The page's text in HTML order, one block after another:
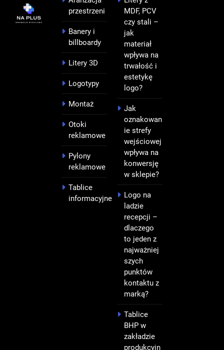
przestrzeni
Banery i
billboardy
Litery 3D
Logotypy
Montaż
Otoki
reklamowe
Pylony
reklamowe
Tablice
informacyjne
MDF, PCV
czy stali –
jak
materiał
wpływa na
trwałość i
estetykę
logo?
Jak
oznakowan
ie strefy
wejściowej
wpływa na
konwersję
w sklepie?
Logo na
ladzie
recepcji –
dlaczego
to jeden z
najważniej
szych
punktów
kontaktu z
marką?
Tablice
BHP w
zakładzie
produkcyjn